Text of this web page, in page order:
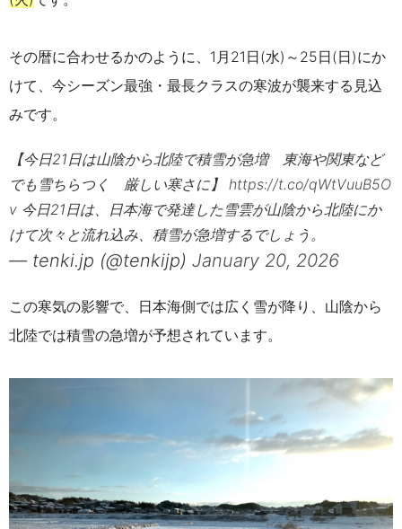
その暦に合わせるかのように、1月21日(水)～25日(日)にか
けて、今シーズン最強・最長クラスの寒波が襲来する見込
みです。
【今日21日は山陰から北陸で積雪が急増 東海や関東など
でも雪ちらつく 厳しい寒さに】 https://t.co/qWtVuuB5O
v 今日21日は、日本海で発達した雪雲が山陰から北陸にか
けて次々と流れ込み、積雪が急増するでしょう。
— tenki.jp (@tenkijp) January 20, 2026
この寒気の影響で、日本海側では広く雪が降り、山陰から
北陸では積雪の急増が予想されています。